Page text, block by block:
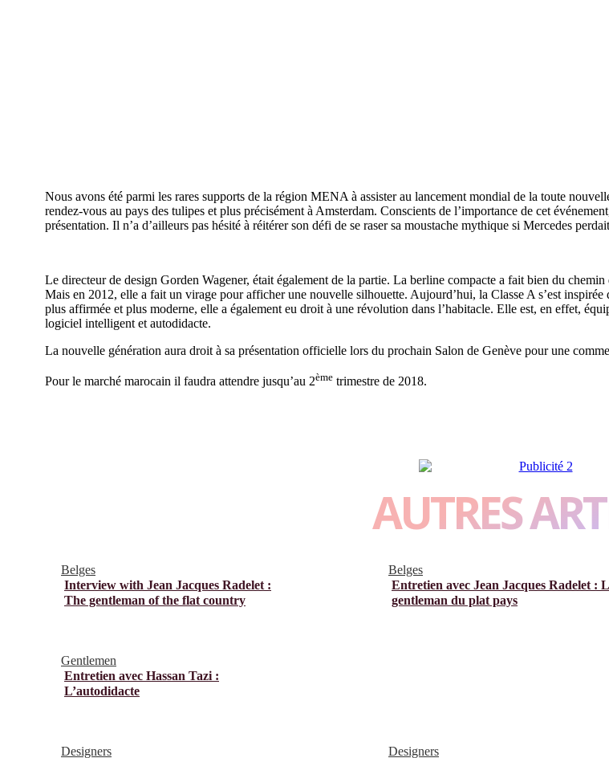
Nous avons été parmi les rares supports de la région MENA à assister au lancement mondial de la toute
rendez-vous au pays des tulipes et plus précisément à Amsterdam. Conscients de l’importance de cet
présentation. Il n’a d’ailleurs pas hésité à réitérer son défi de se raser sa moustache mythique si Mercedes
Le directeur de design Gorden Wagener, était également de la partie. La berline compacte a fait bien du
Mais en 2012, elle a fait un virage pour afficher une nouvelle silhouette. Aujourd’hui, la Classe A s’est
plus affirmée et plus moderne, elle a également eu droit à une révolution dans l’habitacle. Elle est, en effet,
logiciel intelligent et autodidacte.
La nouvelle génération aura droit à sa présentation officielle lors du prochain Salon de Genève pour une
Pour le marché marocain il faudra attendre jusqu’au 2ème trimestre de 2018.
AUTRES
Belges
Interview with Jean Jacques Radelet :
The gentleman of the flat country
Belges
Entretien avec Jean Jacques Radelet :
gentleman du plat pays
Gentlemen
Entretien avec Hassan Tazi :
L’autodidacte
Designers Designers